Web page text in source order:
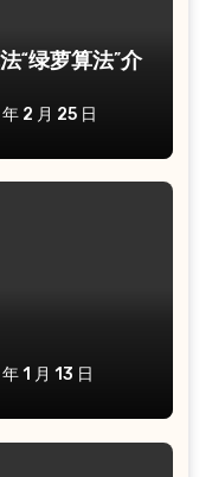
“绿萝算法”介
2 月 25 日
1 月 13 日